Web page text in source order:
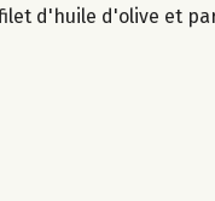
d'huile d'olive et